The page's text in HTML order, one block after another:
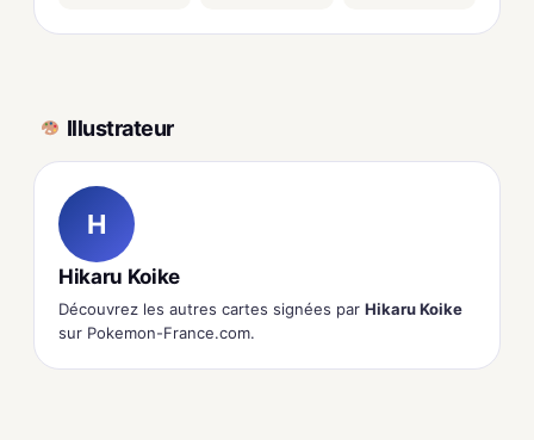
Illustrateur
H
Hikaru Koike
Découvrez les autres cartes signées par Hikaru Koike
sur Pokemon-France.com.